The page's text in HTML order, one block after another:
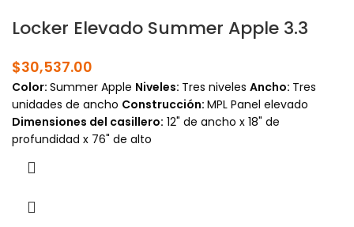
Locker Elevado Summer Apple 3.3
$30,537.00
Color: Summer Apple Niveles: Tres niveles Ancho: Tres
unidades de ancho Construcción: MPL Panel elevado
Dimensiones del casillero: 12" de ancho x 18" de
profundidad x 76" de alto